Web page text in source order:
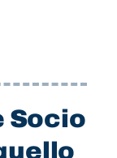
Socio